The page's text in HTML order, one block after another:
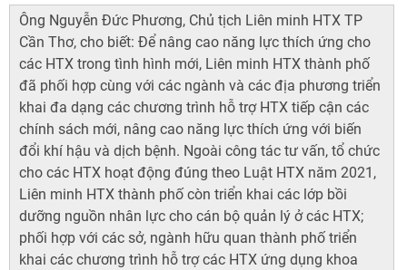
Ông Nguyễn Đức Phương, Chủ tịch Liên minh HTX TP
Cần Thơ, cho biết: Để nâng cao năng lực thích ứng cho
các HTX trong tình hình mới, Liên minh HTX thành phố
đã phối hợp cùng với các ngành và các địa phương triển
khai đa dạng các chương trình hỗ trợ HTX tiếp cận các
chính sách mới, nâng cao năng lực thích ứng với biến
đổi khí hậu và dịch bệnh. Ngoài công tác tư vấn, tổ chức
cho các HTX hoạt động đúng theo Luật HTX năm 2021,
Liên minh HTX thành phố còn triển khai các lớp bồi
dưỡng nguồn nhân lực cho cán bộ quản lý ở các HTX;
phối hợp với các sở, ngành hữu quan thành phố triển
khai các chương trình hỗ trợ các HTX ứng dụng khoa